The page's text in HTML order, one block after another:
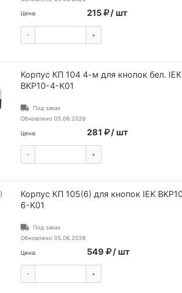
Цена: 215 / шт
- +
Корпус КП 104 4-м для кнопок бел. IEK
BKP10-4-K01
Под заказ
Обновлено 05.06.2026
Цена: 281 / шт
- +
Корпус КП 105(6) для кнопок IEK
6-K01
Под заказ
Обновлено 05.06.2026
Цена: 549 / шт
- +